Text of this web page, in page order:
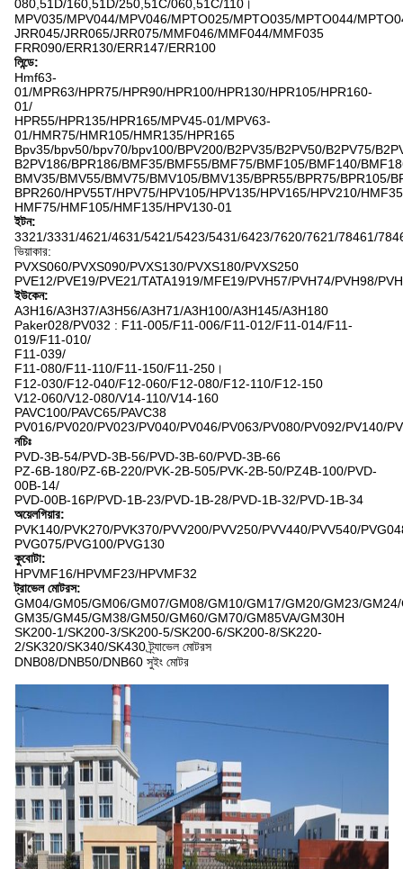
080,51D/160,51D/250,51C/060,51C/110।
MPV035/MPV044/MPV046/MPTO025/MPTO035/MPTO044/
JRR045/JRR065/JRR075/MMF046/MMF044/MMF035
FRR090/ERR130/ERR147/ERR100
লিন্ডে:
Hmf63-
01/MPR63/HPR75/HPR90/HPR100/HPR130/HPR105/HPR160-
01/
HPR55/HPR135/HPR165/MPV45-01/MPV63-
01/HMR75/HMR105/HMR135/HPR165
Bpv35/bpv50/bpv70/bpv100/BPV200/B2PV35/B2PV50/B2PV75/
B2PV186/BPR186/BMF35/BMF55/BMF75/BMF105/BMF140/
BMV35/BMV55/BMV75/BMV105/BMV135/BPR55/BPR75/BPR105/
BPR260/HPV55T/HPV75/HPV105/HPV135/HPV165/HPV210/
HMF75/HMF105/HMF135/HPV130-01
ইটন:
3321/3331/4621/4631/5421/5423/5431/6423/7620/7621/78461/
ভিয়াকার:
PVXS060/PVXS090/PVXS130/PVXS180/PVXS250
PVE12/PVE19/PVE21/TATA1919/MFE19/PVH57/PVH74/PVH98/
ইউকেন:
A3H16/A3H37/A3H56/A3H71/A3H100/A3H145/A3H180
Paker028/PV032 : F11-005/F11-006/F11-012/F11-014/F11-
019/F11-010/
F11-039/
F11-080/F11-110/F11-150/F11-250।
F12-030/F12-040/F12-060/F12-080/F12-110/F12-150
V12-060/V12-080/V14-110/V14-160
PAVC100/PAVC65/PAVC38
PV016/PV020/PV023/PV040/PV046/PV063/PV080/PV092/PV140/
নচিঃ
PVD-3B-54/PVD-3B-56/PVD-3B-60/PVD-3B-66
PZ-6B-180/PZ-6B-220/PVK-2B-505/PVK-2B-50/PZ4B-100/PVD-
00B-14/
PVD-00B-16P/PVD-1B-23/PVD-1B-28/PVD-1B-32/PVD-1B-34
অয়েলগিয়ার:
PVK140/PVK270/PVK370/PVV200/PVV250/PVV440/PVV540/
PVG075/PVG100/PVG130
কুবোটা:
HPVMF16/HPVMF23/HPVMF32
ট্রাভেল মোটরস:
GM04/GM05/GM06/GM07/GM08/GM10/GM17/GM20/GM23/
GM35/GM45/GM38/GM50/GM60/GM70/GM85VA/GM30H
SK200-1/SK200-3/SK200-5/SK200-6/SK200-8/SK220-
2/SK320/SK340/SK430 ট্র্যাভেল মোটরস
DNB08/DNB50/DNB60 সুইং মোটর